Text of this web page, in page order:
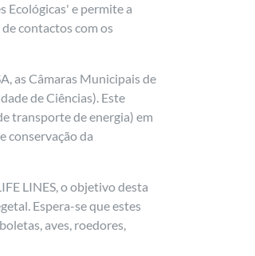
Ecológicas' e permite a
contactos com os
as Câmaras Municipais de
de Ciências). Este
transporte de energia) em
conservação da
LINES, o objetivo desta
Espera-se que estes
aves, roedores,